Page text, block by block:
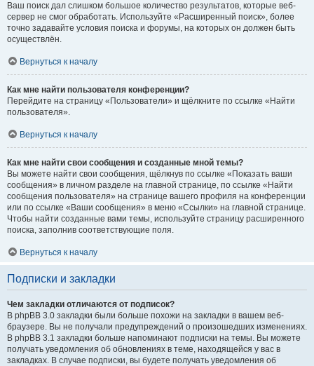
Ваш поиск дал слишком большое количество результатов, которые веб-
сервер не смог обработать. Используйте «Расширенный поиск», более
точно задавайте условия поиска и форумы, на которых он должен быть
осуществлён.
Вернуться к началу
Как мне найти пользователя конференции?
Перейдите на страницу «Пользователи» и щёлкните по ссылке «Найти
пользователя».
Вернуться к началу
Как мне найти свои сообщения и созданные мной темы?
Вы можете найти свои сообщения, щёлкнув по ссылке «Показать ваши
сообщения» в личном разделе на главной странице, по ссылке «Найти
сообщения пользователя» на странице вашего профиля на конференции
или по ссылке «Ваши сообщения» в меню «Ссылки» на главной странице.
Чтобы найти созданные вами темы, используйте страницу расширенного
поиска, заполнив соответствующие поля.
Вернуться к началу
Подписки и закладки
Чем закладки отличаются от подписок?
В phpBB 3.0 закладки были больше похожи на закладки в вашем веб-
браузере. Вы не получали предупреждений о произошедших изменениях.
В phpBB 3.1 закладки больше напоминают подписки на темы. Вы можете
получать уведомления об обновлениях в теме, находящейся у вас в
закладках. В случае подписки, вы будете получать уведомления об